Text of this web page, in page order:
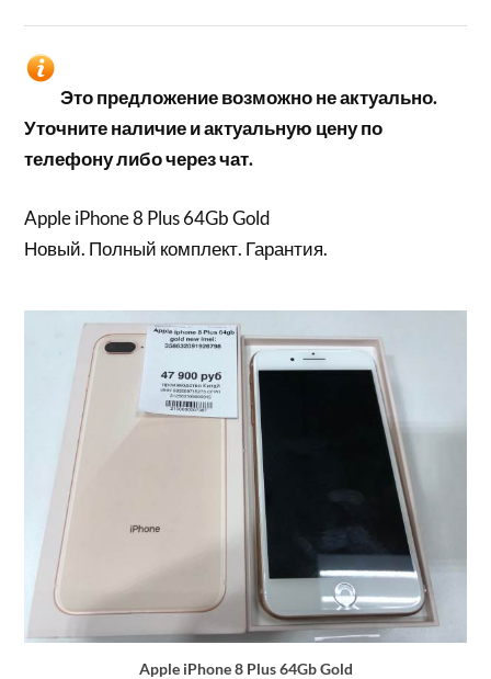
Это предложение возможно не актуально.
Уточните наличие и актуальную цену по
телефону либо через чат.
Apple iPhone 8 Plus 64Gb Gold
Новый. Полный комплект. Гарантия.
Apple iPhone 8 Plus 64Gb Gold